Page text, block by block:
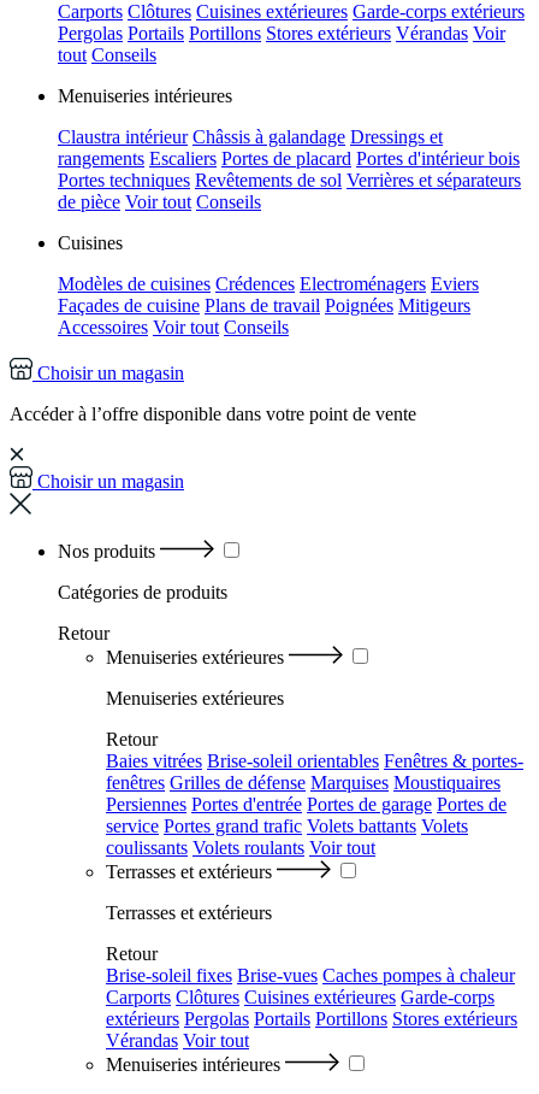
Carports Clôtures Cuisines extérieures Garde-corps extérieurs
Pergolas Portails Portillons Stores extérieurs Vérandas Voir
tout Conseils
Menuiseries intérieures
Claustra intérieur Châssis à galandage Dressings et
rangements Escaliers Portes de placard Portes d'intérieur bois
Portes techniques Revêtements de sol Verrières et séparateurs
de pièce Voir tout Conseils
Cuisines
Modèles de cuisines Crédences Electroménagers Eviers
Façades de cuisine Plans de travail Poignées Mitigeurs
Accessoires Voir tout Conseils
Choisir un magasin
Accéder à l’offre disponible dans votre point de vente
Choisir un magasin
Nos produits
Catégories de produits
Retour
Menuiseries extérieures
Menuiseries extérieures
Retour
Baies vitrées Brise-soleil orientables Fenêtres & portes-
fenêtres Grilles de défense Marquises Moustiquaires
Persiennes Portes d'entrée Portes de garage Portes de
service Portes grand trafic Volets battants Volets
coulissants Volets roulants Voir tout
Terrasses et extérieurs
Terrasses et extérieurs
Retour
Brise-soleil fixes Brise-vues Caches pompes à chaleur
Carports Clôtures Cuisines extérieures Garde-corps
extérieurs Pergolas Portails Portillons Stores extérieurs
Vérandas Voir tout
Menuiseries intérieures